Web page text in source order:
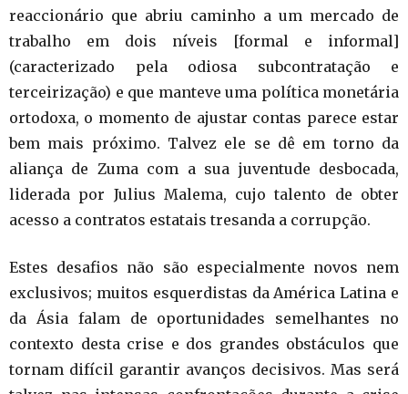
reaccionário que abriu caminho a um mercado de
trabalho em dois níveis [formal e informal]
(caracterizado pela odiosa subcontratação e
terceirização) e que manteve uma política monetária
ortodoxa, o momento de ajustar contas parece estar
bem mais próximo. Talvez ele se dê em torno da
aliança de Zuma com a sua juventude desbocada,
liderada por Julius Malema, cujo talento de obter
acesso a contratos estatais tresanda a corrupção.
Estes desafios não são especialmente novos nem
exclusivos; muitos esquerdistas da América Latina e
da Ásia falam de oportunidades semelhantes no
contexto desta crise e dos grandes obstáculos que
tornam difícil garantir avanços decisivos. Mas será